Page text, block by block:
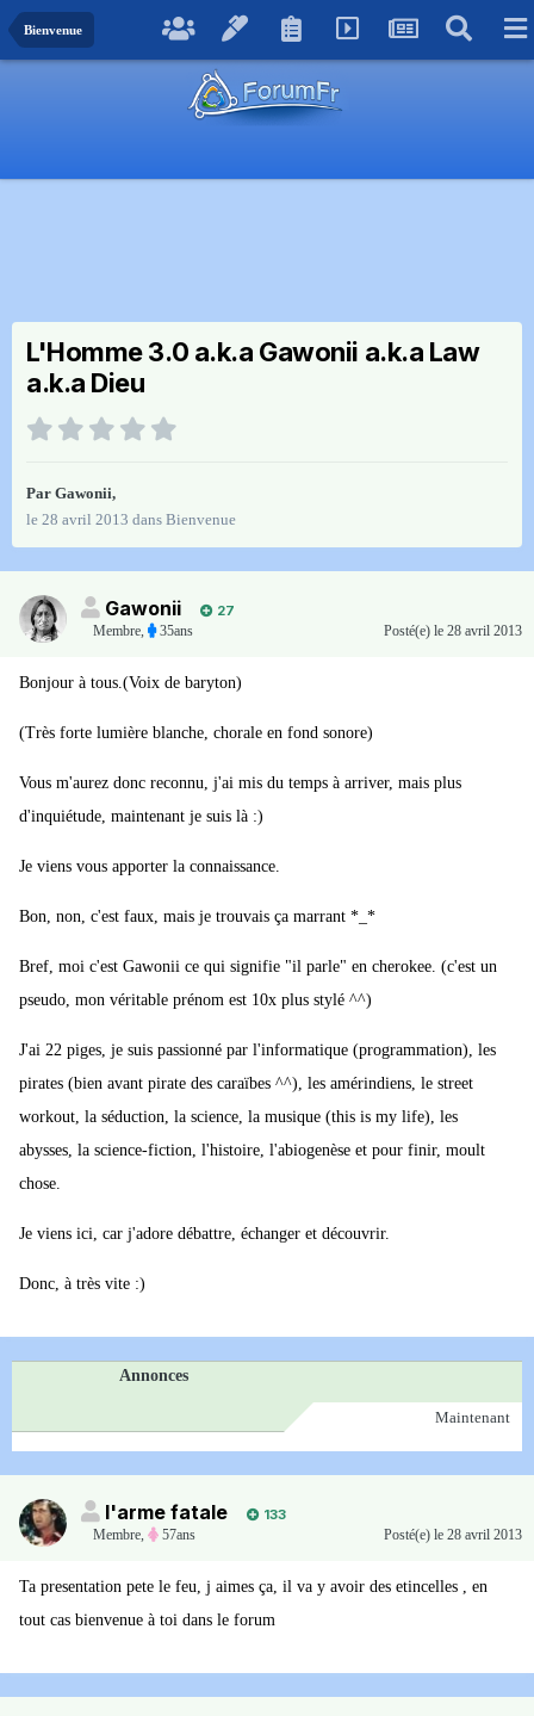
Bienvenue
L'Homme 3.0 a.k.a Gawonii a.k.a Law
a.k.a Dieu
Par Gawonii,
le 28 avril 2013 dans Bienvenue
Gawonii
27
Membre, 35ans Posté(e) le 28 avril 2013
Bonjour à tous.(Voix de baryton)
(Très forte lumière blanche, chorale en fond sonore)
Vous m'aurez donc reconnu, j'ai mis du temps à arriver, mais plus
d'inquiétude, maintenant je suis là :)
Je viens vous apporter la connaissance.
Bon, non, c'est faux, mais je trouvais ça marrant *_*
Bref, moi c'est Gawonii ce qui signifie "il parle" en cherokee. (c'est un
pseudo, mon véritable prénom est 10x plus stylé ^^)
J'ai 22 piges, je suis passionné par l'informatique (programmation), les
pirates (bien avant pirate des caraïbes ^^), les amérindiens, le street
workout, la séduction, la science, la musique (this is my life), les
abysses, la science-fiction, l'histoire, l'abiogenèse et pour finir, moult
chose.
Je viens ici, car j'adore débattre, échanger et découvrir.
Donc, à très vite :)
Annonces
Maintenant
l'arme fatale
133
Membre, 57ans Posté(e) le 28 avril 2013
Ta presentation pete le feu, j aimes ça, il va y avoir des etincelles , en
tout cas bienvenue à toi dans le forum